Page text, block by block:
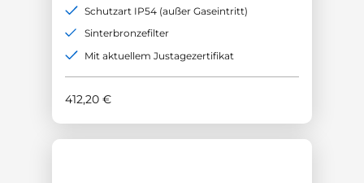
412,20 €
Schutzart IP54 (außer Gaseintritt)
Sinterbronzefilter
Mit aktuellem Justagezertifikat